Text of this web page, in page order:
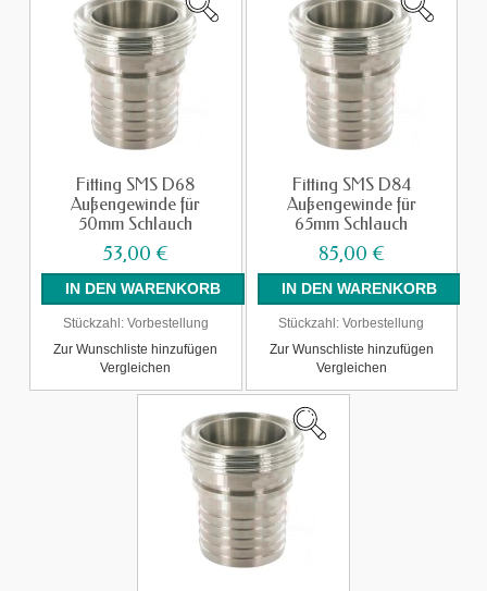
Fitting SMS D68
Außengewinde für
50mm Schlauch
53,00 €
Stückzahl: Vorbestellung
Zur Wunschliste hinzufügen
Vergleichen
Fitting SMS D84
Außengewinde für
65mm Schlauch
85,00 €
Stückzahl: Vorbestellung
Zur Wunschliste hinzufügen
Vergleichen